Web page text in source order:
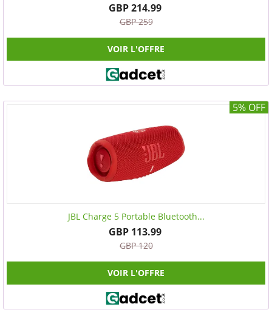
GBP 214.99
GBP 259
VOIR L'OFFRE
5% OFF
JBL Charge 5 Portable Bluetooth...
GBP 113.99
GBP 120
VOIR L'OFFRE